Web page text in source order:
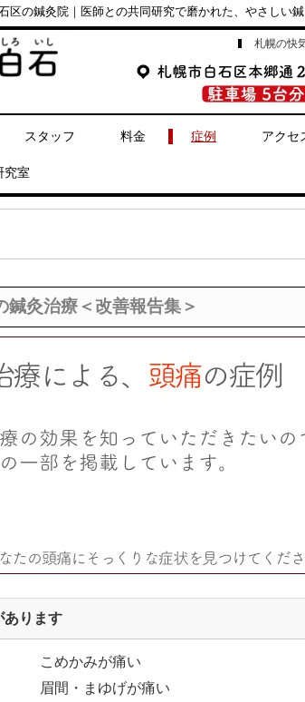
区の鍼灸院｜医師との共同研究で磨かれた、やさしい
札幌の快
スタッフ 料金 症例 アクセ
究室
鍼灸治療＜改善報告集＞
あります
こめかみが痛い
眉間・まゆげが痛い